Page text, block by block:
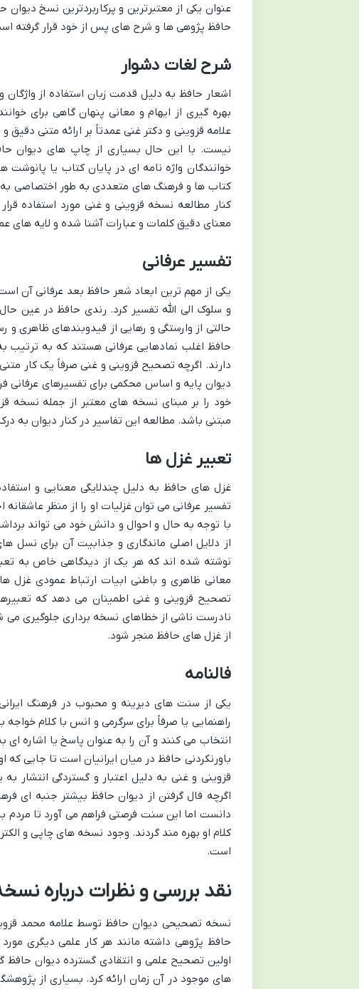
عنوان یکی از معتبرترین و پرکاربردترین نسخ
حافظ پژوهی ها و شرح های پس از خود قرار گرفته
شرح لغات دشوار
اشعار حافظ به دلیل قدمت زبان استفاده از
بهره گیری از ایهام و معانی پنهان گاهی برای
علامه قزوینی و دکتر غنی عمدتاً بر ارائه متنی
نیست. با این حال بسیاری از چاپ های دیوان
خوانندگان واژه نامه ای در پایان کتاب یا
کتاب ها و فرهنگ های متعددی به طور اختصاصی به
کنار مطالعه نسخه قزوینی و غنی مورد استفاده
معنای دقیق کلمات و عبارات آشنا شده و لایه های
تفسیر عرفانی
یکی از مهم ترین ابعاد شعر حافظ بعد عرفانی آن
و سلوک الی الله تفسیر کرد. رندی حافظ در عین
حالتی از وارستگی و رهایی از قیدوبندهای
حافظ اغلب نمادهایی عرفانی هستند که به ترتیب
دارند. اگرچه تصحیح قزوینی و غنی صرفاً یک کار
دیوان پایه و اساس محکمی برای تفسیرهای عرفانی
خود را بر مبنای نسخه های معتبر از جمله نسخه
مبتنی باشد. مطالعه این تفاسیر در کنار دیوان به
تعبیر غزل ها
غزل های حافظ به دلیل چندلایگی معنایی و
تفسیر عرفانی می توان غزلیات او را از منظر
با توجه به حال و احوال و دانش خود می تواند
از دلایل اصلی ماندگاری و جذابیت آن برای
نوشته شده اند که هر یک از دیدگاهی خاص به
معانی ظاهری و باطنی ابیات ارتباط عمودی غزل
تصحیح قزوینی و غنی اطمینان می دهد که
نادرست ناشی از خطاهای نسخه برداری جلوگیری
از غزل های حافظ منجر شود.
فالنامه
یکی از سنت های دیرینه و محبوب در فرهنگ
راهنمایی یا صرفاً برای سرگرمی و انس با کلام
انتخاب می کنند و آن را به عنوان پاسخ یا اشاره
باورنکردنی حافظ در میان ایرانیان است تا جایی
قزوینی و غنی به دلیل اعتبار و گستردگی انتشار
اگرچه فال گرفتن از دیوان حافظ بیشتر جنبه ای
دانست اما این سنت فرصتی فراهم می آورد تا مردم
کلام او بهره مند گردند. وجود نسخه های چاپی و
است.
نقد بررسی و نظرات درباره
نسخه تصحیحی دیوان حافظ توسط علامه محمد
حافظ پژوهی داشته مانند هر کار علمی دیگری
اولین تصحیح علمی و انتقادی گسترده دیوان حافظ
های موجود در آن زمان ارائه کرد. بسیاری از